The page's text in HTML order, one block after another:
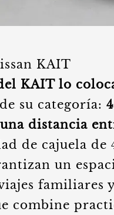
KAIT
KAIT lo
su categoría:
distancia
de cajuela de
un
familiares
combine